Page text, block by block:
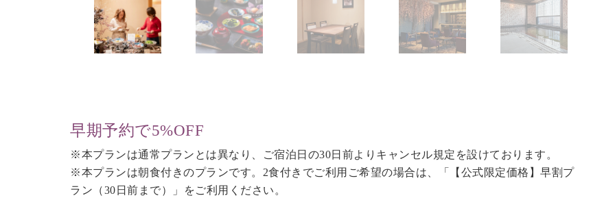
早期予約で5%OFF
※本プランは通常プランとは異なり、ご宿泊日の30日前よりキャンセル規定を設けております。
※本プランは朝食付きのプランです。2食付きでご利用ご希望の場合は、「
【公式限定価格】早割プ
ラン（30日前まで）
」をご利用ください。